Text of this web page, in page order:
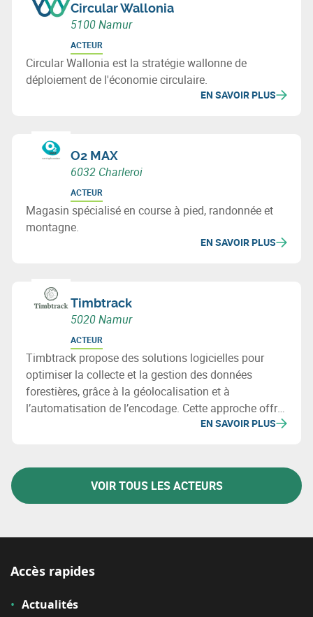
Circular Wallonia
5100 Namur
ACTEUR
Circular Wallonia est la stratégie wallonne de
déploiement de l'économie circulaire.
EN SAVOIR PLUS
O2 MAX
6032 Charleroi
ACTEUR
Magasin spécialisé en course à pied, randonnée et
montagne.
EN SAVOIR PLUS
Timbtrack
5020 Namur
ACTEUR
Timbtrack propose des solutions logicielles pour
optimiser la collecte et la gestion des données
forestières, grâce à la géolocalisation et à
l’automatisation de l’encodage. Cette approche offre
une vue d’ensemble des actifs forestiers et facilite la
EN SAVOIR PLUS
VOIR TOUS LES ACTEURS
Accès rapides
Actualités